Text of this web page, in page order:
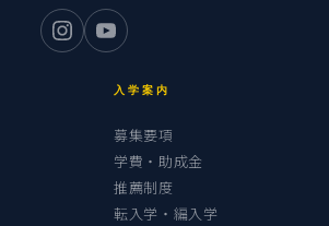
入学案内
募集要項
学費・助成金
推薦制度
転入学・編入学